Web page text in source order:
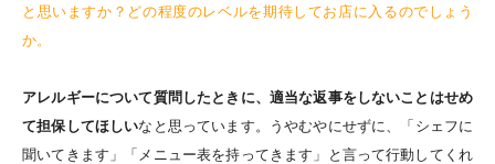
と思いますか？どの程度のレベルを期待してお店に入るのでしょう
か。
アレルギーについて質問したときに、適当な返事をしないことはせめ
て担保してほしいなと思っています。うやむやにせずに、「シェフに
聞いてきます」「メニュー表を持ってきます」と言って行動してくれ